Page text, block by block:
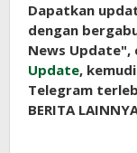
Dapatkan
dengan
News Update",
Update,
Telegram
BERITA